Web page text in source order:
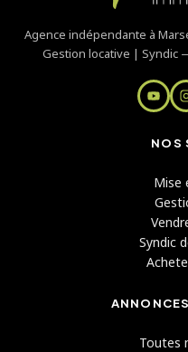
Agence indépendante à
Gestion locative | Syndic
NOS
Mise
Syndic
Toutes